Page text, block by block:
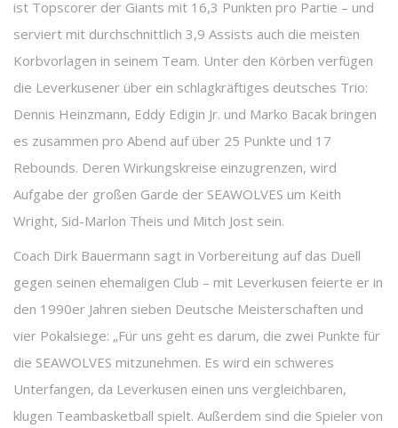
ist Topscorer der Giants mit 16,3 Punkten pro Partie – und
serviert mit durchschnittlich 3,9 Assists auch die meisten
Korbvorlagen in seinem Team. Unter den Körben verfügen
die Leverkusener über ein schlagkräftiges deutsches Trio:
Dennis Heinzmann, Eddy Edigin Jr. und Marko Bacak bringen
es zusammen pro Abend auf über 25 Punkte und 17
Rebounds. Deren Wirkungskreise einzugrenzen, wird
Aufgabe der großen Garde der SEAWOLVES um Keith
Wright, Sid-Marlon Theis und Mitch Jost sein.
Coach Dirk Bauermann sagt in Vorbereitung auf das Duell
gegen seinen ehemaligen Club – mit Leverkusen feierte er in
den 1990er Jahren sieben Deutsche Meisterschaften und
vier Pokalsiege: „Für uns geht es darum, die zwei Punkte für
die SEAWOLVES mitzunehmen. Es wird ein schweres
Unterfangen, da Leverkusen einen uns vergleichbaren,
klugen Teambasketball spielt. Außerdem sind die Spieler von